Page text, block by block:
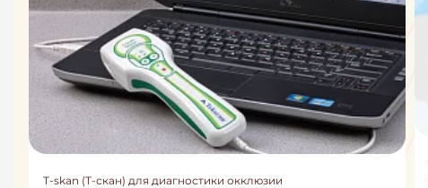
T-skan (Т-скан) для диагностики окклюзии